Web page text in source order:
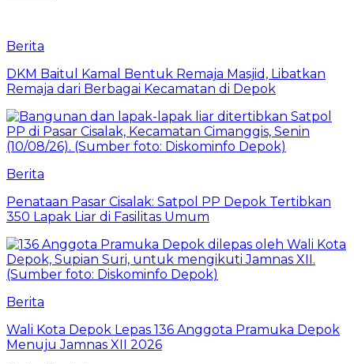
Berita
DKM Baitul Kamal Bentuk Remaja Masjid, Libatkan
Remaja dari Berbagai Kecamatan di Depok
Berita
Penataan Pasar Cisalak: Satpol PP Depok Tertibkan
350 Lapak Liar di Fasilitas Umum
Berita
Wali Kota Depok Lepas 136 Anggota Pramuka Depok
Menuju Jamnas XII 2026